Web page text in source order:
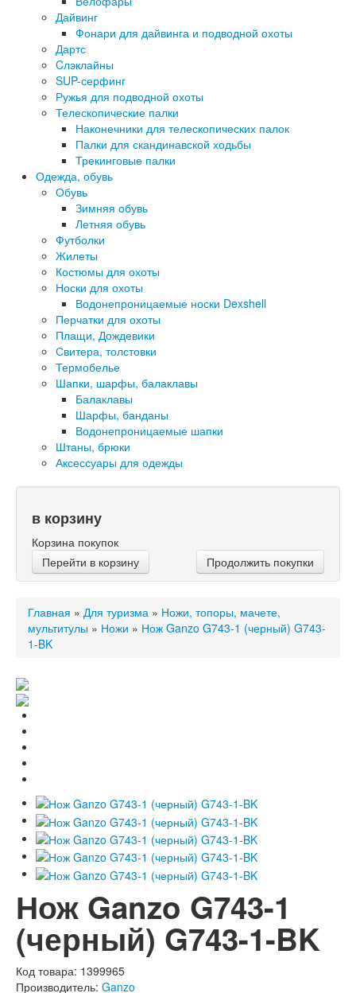
Дайвинг
Фонари для дайвинга и подводной охоты
Дартс
Cлэклайны
SUP-серфинг
Ружья для подводной охоты
Телескопические палки
Наконечники для телескопических палок
Палки для скандинавской ходьбы
Трекинговые палки
Одежда, обувь
Обувь
Зимняя обувь
Летняя обувь
Футболки
Жилеты
Костюмы для охоты
Носки для охоты
Водонепроницаемые носки Dexshell
Перчатки для охоты
Плащи, Дождевики
Свитера, толстовки
Термобелье
Шапки, шарфы, балаклавы
Балаклавы
Шарфы, банданы
Водонепроницаемые шапки
Штаны, брюки
Аксессуары для одежды
в корзину
Корзина покупок
Перейти в корзину
Продолжить покупки
Главная » Для туризма » Ножи, топоры, мачете,
мультитулы » Ножи » Нож Ganzo G743-1 (черный) G743-
1-BK
Нож Ganzo G743-1
(черный) G743-1-BK
Код товара: 1399965
Производитель: Ganzo